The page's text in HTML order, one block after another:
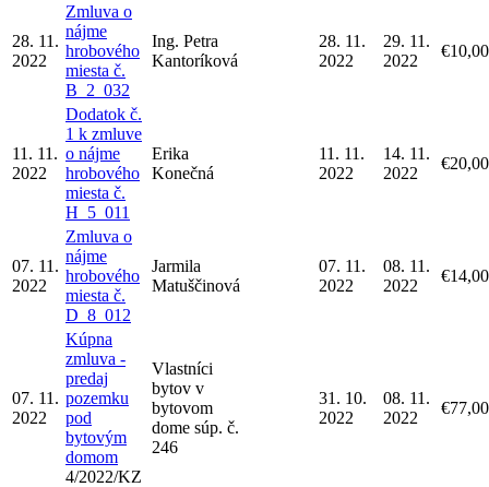
28. 11.
2022
Zmluva o
nájme
hrobového
miesta č.
B_2_032
Ing. Petra
Kantoríková
28. 11.
2022
29. 11.
2022
€10,00
11. 11.
2022
Dodatok č.
1 k zmluve
o nájme
hrobového
miesta č.
H_5_011
Erika
Konečná
11. 11.
2022
14. 11.
2022
€20,00
07. 11.
2022
Zmluva o
nájme
hrobového
miesta č.
D_8_012
Jarmila
Matuščinová
07. 11.
2022
08. 11.
2022
€14,00
07. 11.
2022
Kúpna
zmluva -
predaj
pozemku
pod
bytovým
domom
4/2022/KZ
Vlastníci
bytov v
bytovom
dome súp. č.
246
31. 10.
2022
08. 11.
2022
€77,00